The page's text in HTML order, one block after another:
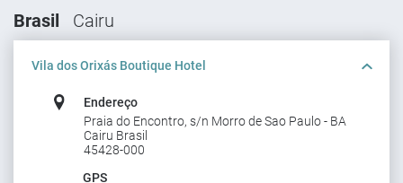
Brasil Cairu
Vila dos Orixás Boutique Hotel
Endereço
Praia do Encontro, s/n Morro de Sao Paulo - BA
Cairu Brasil
45428-000
GPS